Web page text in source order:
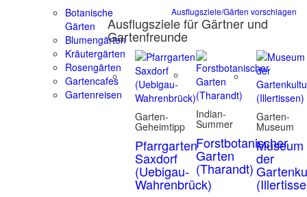
Botanische
Gärten
Blumengärten
Kräutergärten
Rosengärten
Gartencafes
Gartenreisen
Ausflugsziele/Gärten vorschlagen
Ausflugsziele für Gärtner und
Gartenfreunde
Garten-
Geheimtipp
Pfarrgarten
Saxdorf
(Uebigau-
Wahrenbrück)
Indian-
Summer
Forstbotanischer
Garten
(Tharandt)
Garten-
Museum
Museum
der